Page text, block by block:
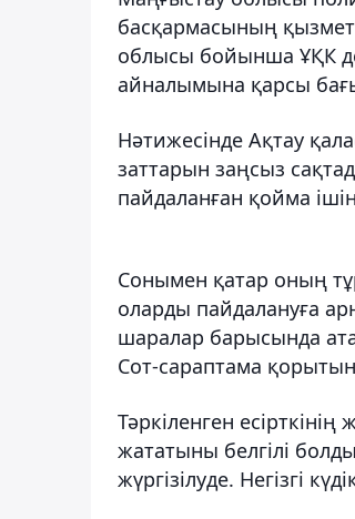
басқармасының
облысы бойынша ҰҚК
айналымына қарсы
Нәтижесінде Ақтау
заттарын заңсыз
пайдаланған қойма
Сонымен қатар оның
оларды пайдалануға
шаралар барысында
Сот-сараптама
Тәркіленген
жататыны белгілі
жүргізілуде. Негізгі